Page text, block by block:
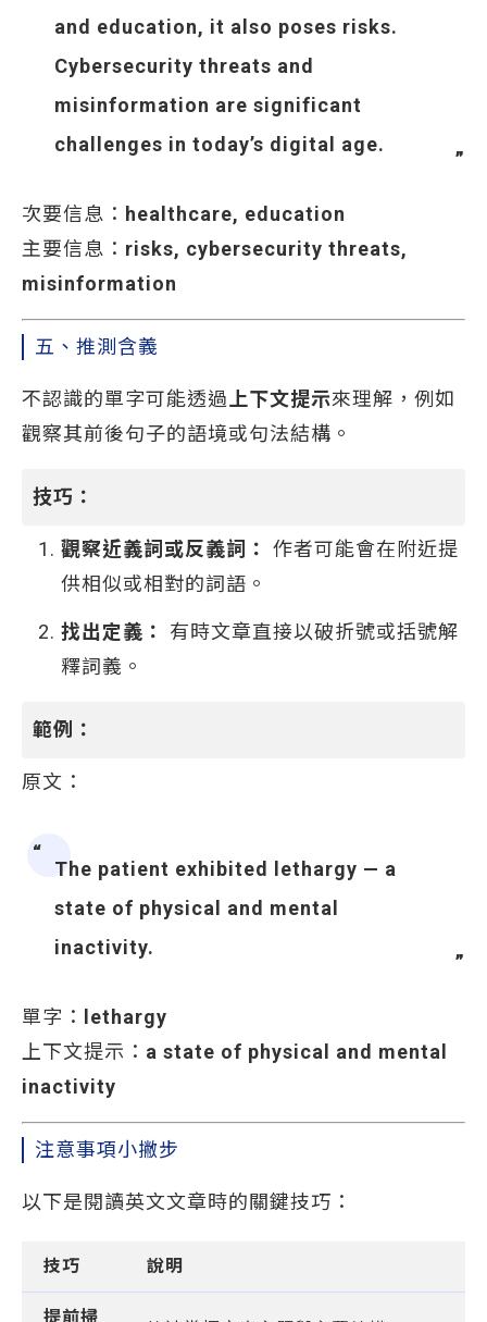
and education, it also poses risks.
Cybersecurity threats and
misinformation are significant
challenges in today’s digital age.
次要信息： healthcare, education
主要信息： risks, cybersecurity threats,
misinformation
五、推測含義
不認識的單字可能透過上下文提示來理解，例如
觀察其前後句子的語境或句法結構。
技巧：
觀察近義詞或反義詞：
作者可能會在附近提
供相似或相對的詞語。
找出定義：
有時文章直接以破折號或括號解
釋詞義。
範例：
原文：
The patient exhibited lethargy — a
state of physical and mental
inactivity.
單字：
lethargy
上下文提示： a state of physical and mental
inactivity
注意事項小撇步
以下是閱讀英文文章時的關鍵技巧：
技巧 說明
提前掃